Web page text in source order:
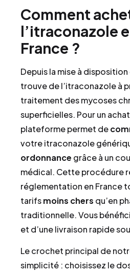
Comment
l’itraconazole
France ?
Depuis la mise à
trouve de l’itraconazole à
traitement des mycoses
superficielles. Pour un
plateforme permet de
votre itraconazole
ordonnance grâce à un
médical. Cette procédure
réglementation en France
tarifsmoins chers qu’en
traditionnelle. Vous
et d’une livraison rapide
Le crochet principal de
simplicité : choisissez le